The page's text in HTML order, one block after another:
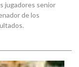
jugadores senior
de los